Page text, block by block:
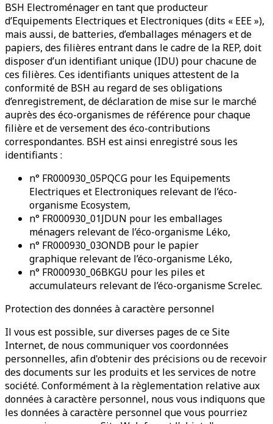
BSH Electroménager en tant que producteur
d’Equipements Electriques et Electroniques (dits « EEE »),
mais aussi, de batteries, d’emballages ménagers et de
papiers, des filières entrant dans le cadre de la REP, doit
disposer d’un identifiant unique (IDU) pour chacune de
ces filières. Ces identifiants uniques attestent de la
conformité de BSH au regard de ses obligations
d’enregistrement, de déclaration de mise sur le marché
auprès des éco-organismes de référence pour chaque
filière et de versement des éco-contributions
correspondantes. BSH est ainsi enregistré sous les
identifiants :
n° FR000930_05PQCG pour les Equipements
Electriques et Electroniques relevant de l’éco-
organisme Ecosystem,
n° FR000930_01JDUN pour les emballages
ménagers relevant de l’éco-organisme Léko,
n° FR000930_03ONDB pour le papier
graphique relevant de l’éco-organisme Léko,
n° FR000930_06BKGU pour les piles et
accumulateurs relevant de l’éco-organisme Screlec.
Protection des données à caractère personnel
Il vous est possible, sur diverses pages de ce Site
Internet, de nous communiquer vos coordonnées
personnelles, afin d'obtenir des précisions ou de recevoir
des documents sur les produits et les services de notre
société. Conformément à la règlementation relative aux
données à caractère personnel, nous vous indiquons que
les données à caractère personnel que vous pourriez